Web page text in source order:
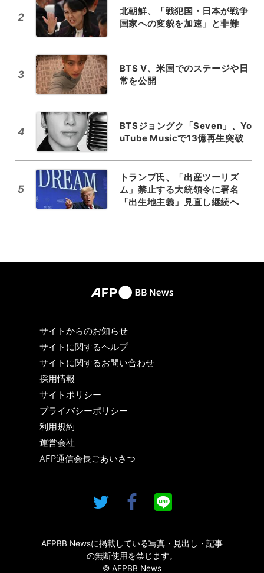
2
北朝鮮、「戦犯国・日本が戦争
国家への変貌を加速」と非難
3
BTS V、米国でのステージや日
常を公開
4
BTSジョングク「Seven」、Yo
uTube Musicで13億再生突破
5
トランプ氏、「出産ツーリズ
ム」禁止する大統領令に署名
「出生地主義」見直し継続へ
サイトからのお知らせ
サイトに関するヘルプ
サイトに関するお問い合わせ
採用情報
サイトポリシー
プライバシーポリシー
利用規約
運営会社
AFP通信会長ごあいさつ
AFPBB Newsに掲載している写真・見出し・記事
の無断使用を禁じます。
© AFPBB News